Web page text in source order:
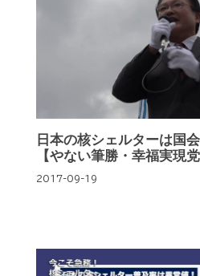
日本の核シェルターは国
【やない筆勝・幸福実現党
2017-09-19